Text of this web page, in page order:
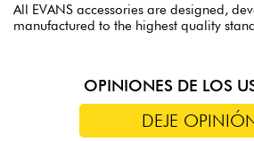
All EVANS accessories are designed,
manufactured to the highest quality
OPINIONES DE LOS
DEJE